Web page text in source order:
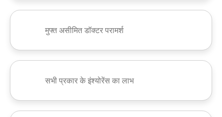
मुफ्त असीमित डॉक्टर परामर्श
सभी प्रकार के इंश्योरेंस का लाभ